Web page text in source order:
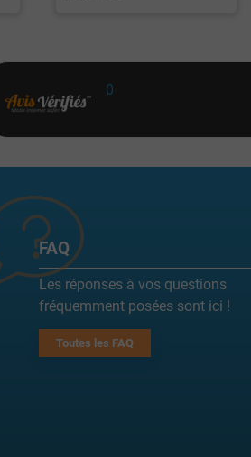
0
FAQ
Les réponses à vos questions
fréquemment posées sont ici !
Toutes les FAQ